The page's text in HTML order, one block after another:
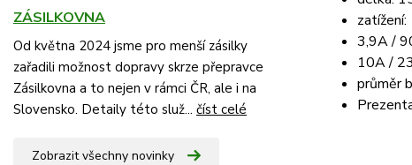
ZÁSILKOVNA
Od května 2024 jsme pro menší zásilky
zařadili možnost dopravy skrze přepravce
Zásilkovna a to nejen v rámci ČR, ale i na
Slovensko. Detaily této služ... číst celé
Zobrazit všechny novinky
zatížení:
3,9A /
10A /
průměr